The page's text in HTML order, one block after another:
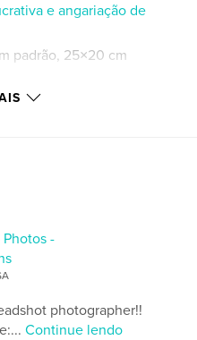
e angariação de
padrão, 25×20 cm
2007
-
photographer!!
Continue lendo